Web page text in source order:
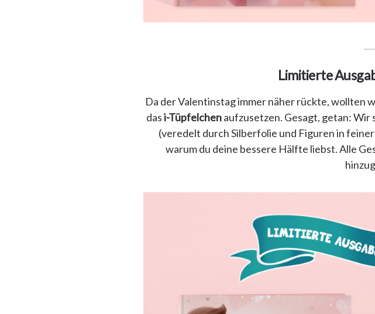
Limitierte
Da der Valentinstag immer näher rückte, wollten
dasi-Tüpfelchenaufzusetzen. Gesagt, getan: Wir
(veredelt durch Silberfolie und Figuren in
warum du deine bessere Hälfte liebst. Alle